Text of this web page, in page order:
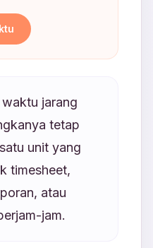
jarang
tetap
unit yang
timesheet,
atau
jam.